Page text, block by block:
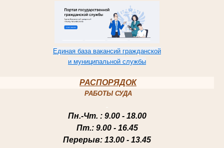
Единая база вакансий гражданской
и муниципальной службы
РАСПОРЯДОК
РАБОТЫ СУДА
Пн.-Чт. : 9.00 - 18.00
Пт.: 9.00 - 16.45
Перерыв: 13.00 - 13.45